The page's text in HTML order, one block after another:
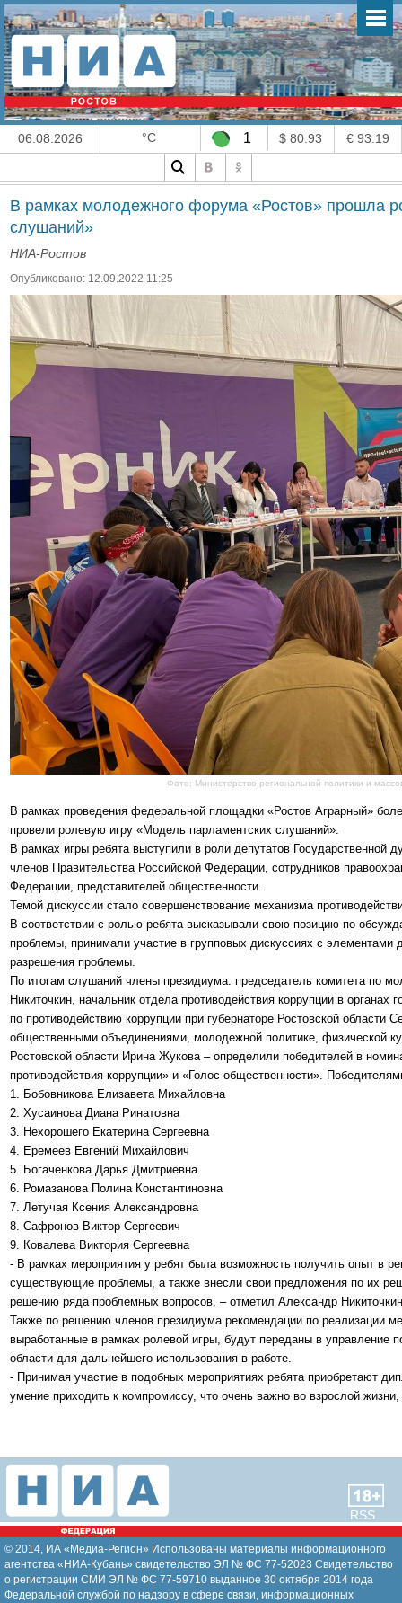
06.08.2026 °C 1 $ 80.93 € 93.19
В рамках молодежного форума «Ростов» прошла
слушаний»
НИА-Ростов
Опубликовано: 12.09.2022 11:25
Фото: Министерство региональной политики и
В рамках проведения федеральной площадки «Ростов Аграрный»
провели ролевую игру «Модель парламентских слушаний».
В рамках игры ребята выступили в роли депутатов
членов Правительства Российской Федерации, сотрудников
Федерации, представителей общественности.
Темой дискуссии стало совершенствование механизма
В соответствии с ролью ребята высказывали свою позицию по
проблемы, принимали участие в групповых дискуссиях с элементами
разрешения проблемы.
По итогам слушаний члены президиума: председатель комитета по
Никиточкин, начальник отдела противодействия коррупции в органах
по противодействию коррупции при губернаторе Ростовской области
общественными объединениями, молодежной политике, физической
Ростовской области Ирина Жукова – определили победителей в
противодействия коррупции» и «Голос общественности».
1. Бобовникова Елизавета Михайловна
2. Хусаинова Диана Ринатовна
3. Нехорошего Екатерина Сергеевна
4. Еремеев Евгений Михайлович
5. Богаченкова Дарья Дмитриевна
6. Ромазанова Полина Константиновна
7. Летучая Ксения Александровна
8. Сафронов Виктор Сергеевич
9. Ковалева Виктория Сергеевна
- В рамках мероприятия у ребят была возможность получить опыт в
существующие проблемы, а также внесли свои предложения по их
решению ряда проблемных вопросов, – отметил Александр
Также по решению членов президиума рекомендации по реализации
выработанные в рамках ролевой игры, будут переданы в управление
области для дальнейшего использования в работе.
- Принимая участие в подобных мероприятиях ребята приобретают
умение приходить к компромиссу, что очень важно во взрослой
RSS
© 2014, ИА «Медиа-Регион» Использованы материалы информационного
агентства «НИА-Кубань» свидетельство ЭЛ № ФС 77-52023 Свидетельство
о регистрации СМИ ЭЛ № ФС 77-59710 выданное 30 октября 2014 года
Федеральной службой по надзору в сфере связи, информационных